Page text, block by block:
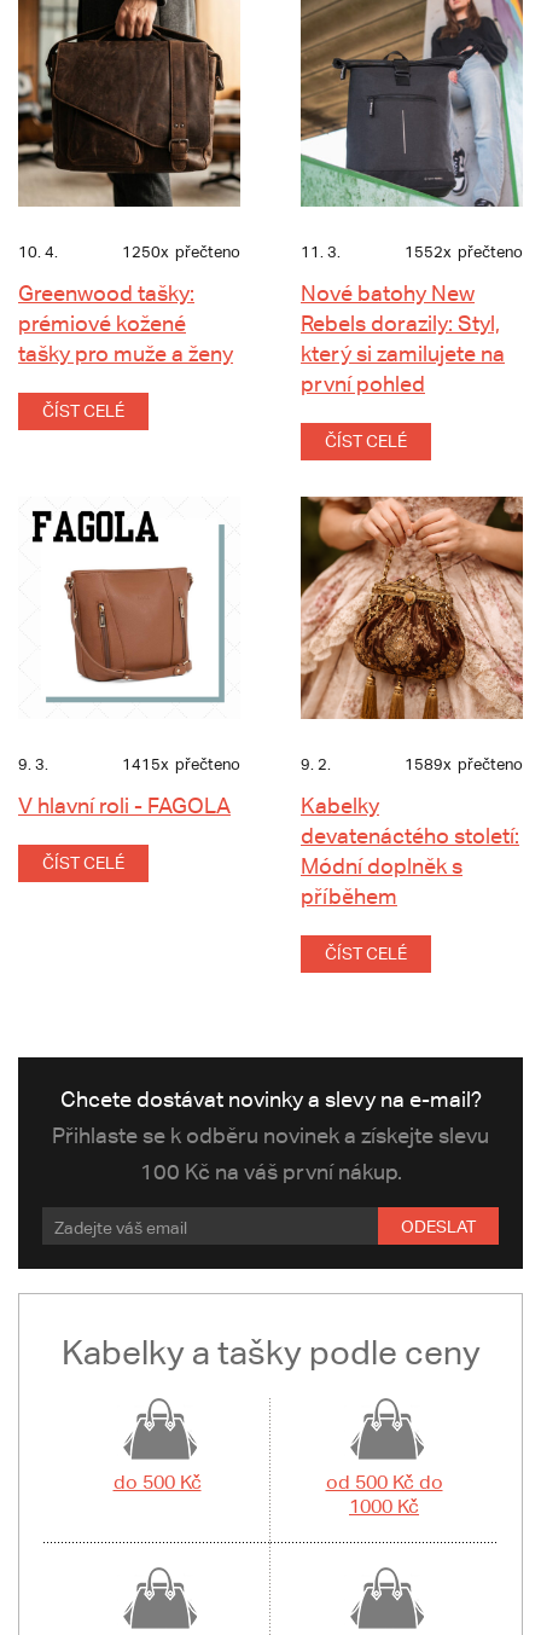
10. 4. 1250x přečteno
Greenwood tašky:
prémiové kožené
tašky pro muže a ženy
ČÍST CELÉ
11. 3. 1552x přečteno
Nové batohy New
Rebels dorazily: Styl,
který si zamilujete na
první pohled
ČÍST CELÉ
9. 3. 1415x přečteno
V hlavní roli - FAGOLA
ČÍST CELÉ
9. 2. 1589x přečteno
Kabelky
devatenáctého století:
Módní doplněk s
příběhem
ČÍST CELÉ
Chcete dostávat novinky a slevy na e-mail?
Přihlaste se k odběru novinek a získejte slevu
100 Kč na váš první nákup.
ODESLAT
Kabelky a tašky podle ceny
do 500 Kč
od 500 Kč do
1000 Kč